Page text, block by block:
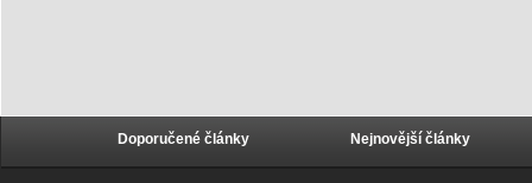
Doporučené články Nejnovější články